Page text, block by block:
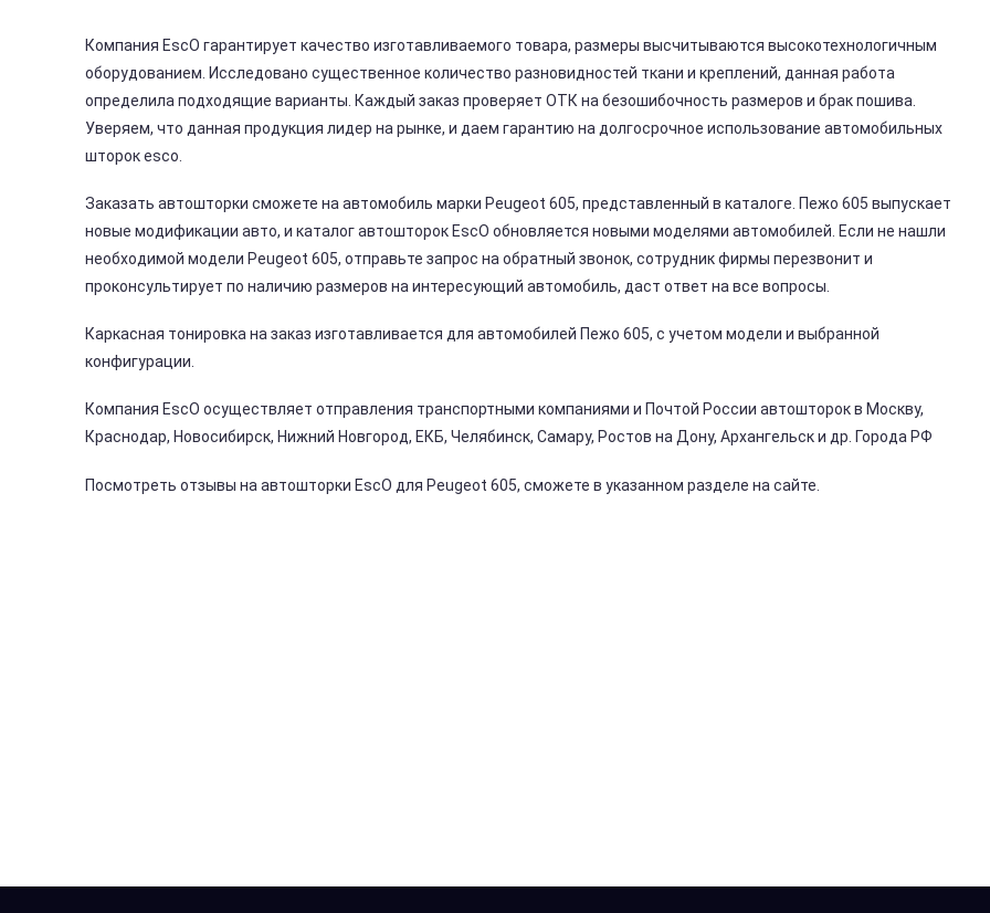
Компания EscO гарантирует качество изготавливаемого товара, размеры высчитываются высокотехнологичным
оборудованием. Исследовано существенное количество разновидностей ткани и креплений, данная работа
определила подходящие варианты. Каждый заказ проверяет ОТК на безошибочность размеров и брак пошива.
Уверяем, что данная продукция лидер на рынке, и даем гарантию на долгосрочное использование автомобильных
шторок esco.
Заказать автошторки сможете на автомобиль марки Peugeot 605, представленный в каталоге. Пежо 605 выпускает
новые модификации авто, и каталог автошторок EscO обновляется новыми моделями автомобилей. Если не нашли
необходимой модели Peugeot 605, отправьте запрос на обратный звонок, сотрудник фирмы перезвонит и
проконсультирует по наличию размеров на интересующий автомобиль, даст ответ на все вопросы.
Каркасная тонировка на заказ изготавливается для автомобилей Пежо 605, с учетом модели и выбранной
конфигурации.
Компания EscO осуществляет отправления транспортными компаниями и Почтой России автошторок в Москву,
Краснодар, Новосибирск, Нижний Новгород, ЕКБ, Челябинск, Самару, Ростов на Дону, Архангельск и др. Города РФ
Посмотреть отзывы на автошторки EscO для Peugeot 605, сможете в указанном разделе на сайте.